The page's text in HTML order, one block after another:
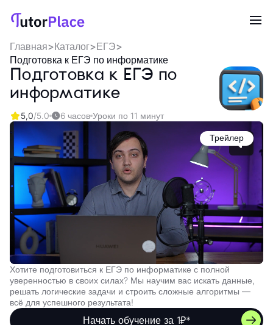
Главная>Каталог>ЕГЭ>
Подготовка к ЕГЭ по информатике
Подготовка к ЕГЭ по
информатике
5,0/5.0 6 часов Уроки по 11 минут
Трейлер
Хотите подготовиться к ЕГЭ по информатике с полной
уверенностью в своих силах? Мы научим вас искать данные,
решать логические задачи и строить сложные алгоритмы —
всё для успешного результата!
Начать обучение за 1₽*